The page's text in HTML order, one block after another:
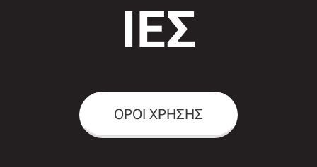
ΙΕΣ
ΟΡΟΙ ΧΡΗΣΗΣ